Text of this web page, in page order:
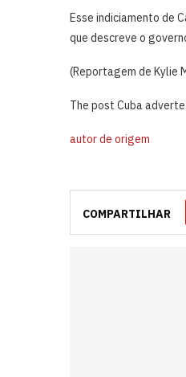
Esse ⁠indiciamento de
que descreve o
(Reportagem de Kylie
The post Cuba
autor de origem
COMPARTILHAR